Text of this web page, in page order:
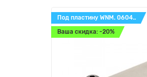
Под пластину WNM. 0604..
Ваша скидка: -20%